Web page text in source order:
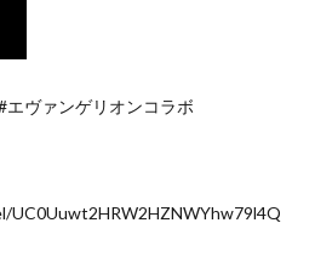
ヴァンゲリオンコラボ
UC0Uuwt2HRW2HZNWYhw79l4Q